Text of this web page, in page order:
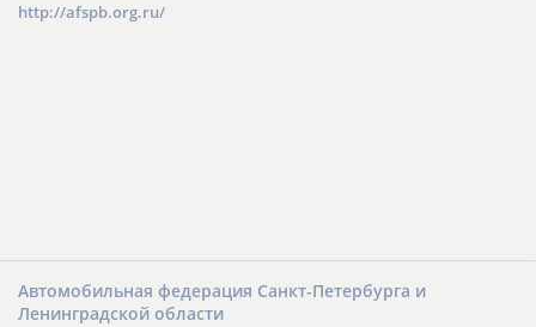
http://afspb.org.ru/
Автомобильная федерация Санкт-Петербурга и
Ленинградской области